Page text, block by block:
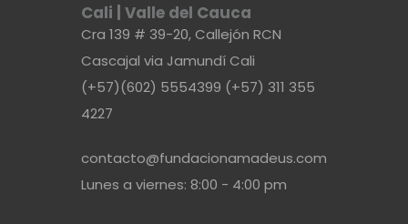
Cali | Valle del Cauca
Cra 139 # 39-20, Callejón RCN
Cascajal via Jamundí Cali
(+57)(602) 5554399 (+57) 311 355
4227
contacto@fundacionamadeus.com
Lunes a viernes: 8:00 - 4:00 pm